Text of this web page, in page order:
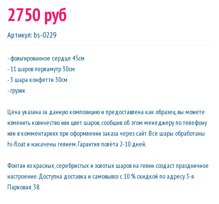
2750 руб
Артикул: bs-0229
- фольгированное сердце 45см
- 11 шаров перламутр 30см
- 3 шара конфетти 30см
- грузик
Цена указана за данную композицию и предоставлена как образец, вы можете
изменить количество или цвет шаров, сообщив об этом менеджеру по телефону
или в комментариях при оформлении заказа через сайт. Все шары обработаны
hi-float и накачены гелием. Гарантия полёта 2-10 дней.
Фонтан из красных, серебристых и золотых шаров на гелии создаст праздничное
настроение. Доступна доставка и самовывоз с 10 % скидкой по адресу 3-я
Парковая, 38.